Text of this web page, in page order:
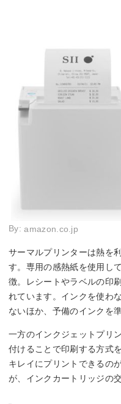
By:amazon.co.jp
サーマルプリンターは熱を
す。専用の感熱紙を使用し
徴。レシートやラベルの印
れています。インクを使わ
ないほか、予備のインクを
一方のインクジェットプリ
付けることで印刷する方式
キレイにプリントできるの
が、インクカートリッジの